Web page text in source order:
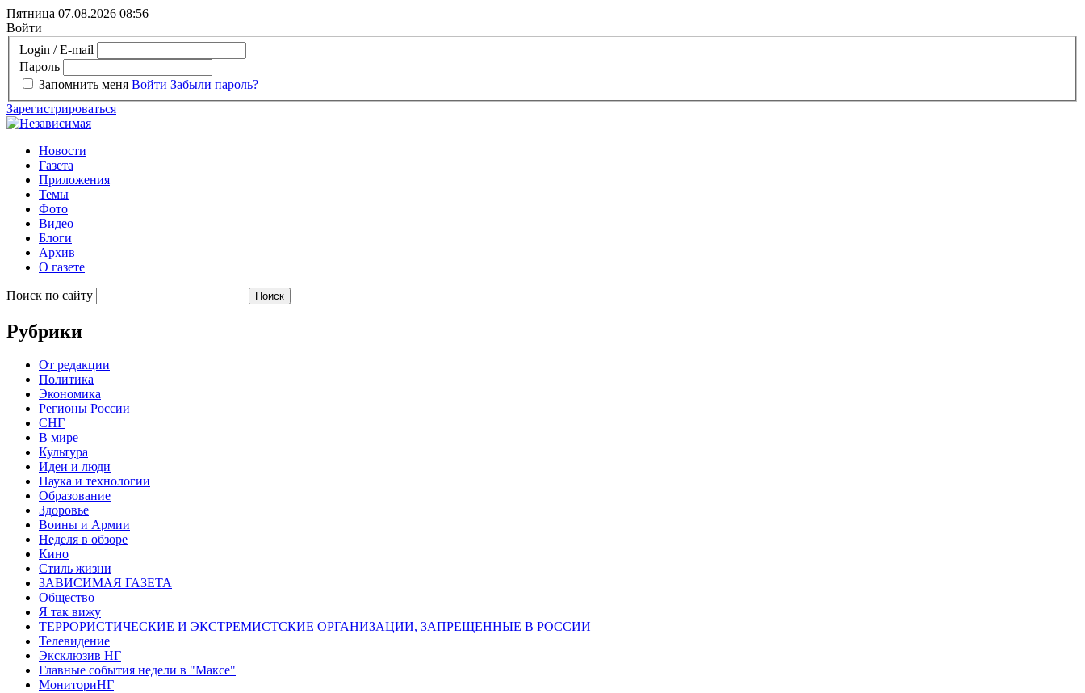
Пятница 07.08.2026 08:56
Войти
Login / E-mail
Пароль
Запомнить меня Войти Забыли пароль?
Зарегистрироваться
Новости
Газета
Приложения
Темы
Фото
Видео
Блоги
Архив
О газете
Поиск по сайту
Рубрики
От редакции
Политика
Экономика
Регионы России
СНГ
В мире
Культура
Идеи и люди
Наука и технологии
Образование
Здоровье
Воины и Армии
Неделя в обзоре
Кино
Стиль жизни
ЗАВИСИМАЯ ГАЗЕТА
Общество
Я так вижу
ТЕРРОРИСТИЧЕСКИЕ И ЭКСТРЕМИСТСКИЕ ОРГАНИЗАЦИИ, ЗАПРЕЩЕННЫЕ В РОССИИ
Телевидение
Эксклюзив НГ
Главные события недели в "Максе"
МониториНГ